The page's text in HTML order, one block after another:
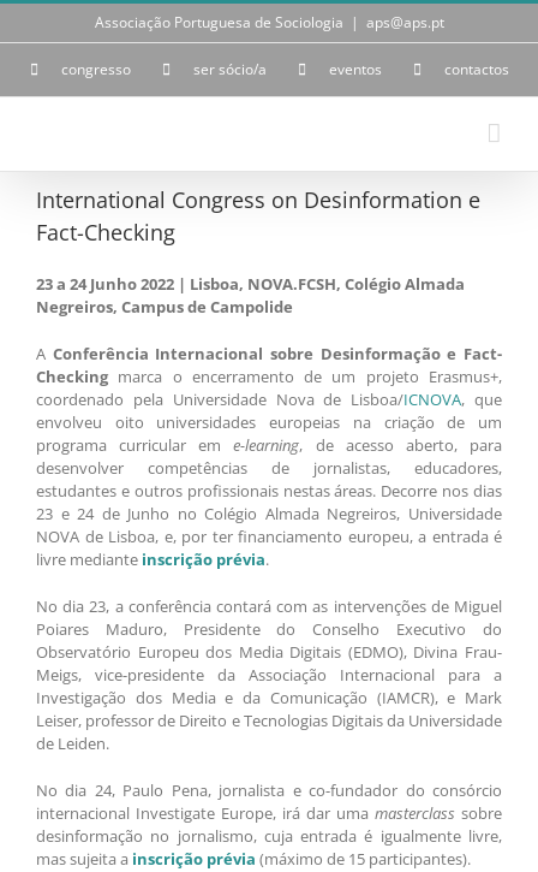
Skip
Associação Portuguesa de Sociologia | aps@aps.pt
congresso ser sócio/a eventos contactos
International Congress on Desinformation e
Fact-Checking
23 a 24 Junho 2022 | Lisboa, NOVA.FCSH, Colégio Almada
Negreiros, Campus de Campolide
A Conferência Internacional sobre Desinformação e Fact-
Checking marca o encerramento de um projeto Erasmus+,
coordenado pela Universidade Nova de Lisboa/ICNOVA, que
envolveu oito universidades europeias na criação de um
programa curricular eme-learning, de acesso aberto, para
desenvolver competências de jornalistas, educadores,
estudantes e outros profissionais nestas áreas. Decorre nos dias
23 e 24 de Junho no Colégio Almada Negreiros, Universidade
NOVA de Lisboa, e, por ter financiamento europeu, a entrada é
livre mediante inscrição prévia.
No dia 23, a conferência contará com as intervenções de Miguel
Poiares Maduro, Presidente do Conselho Executivo do
Observatório Europeu dos Media Digitais (EDMO), Divina Frau-
Meigs, vice-presidente da Associação Internacional para a
Investigação dos Media e da Comunicação (IAMCR), e Mark
Leiser, professor de Direito e Tecnologias Digitais da Universidade
de Leiden.
No dia 24, Paulo Pena, jornalista e co-fundador do consórcio
internacional Investigate Europe, irá dar uma masterclass sobre
desinformação no jornalismo, cuja entrada é igualmente livre,
mas sujeita a inscrição prévia (máximo de 15 participantes).